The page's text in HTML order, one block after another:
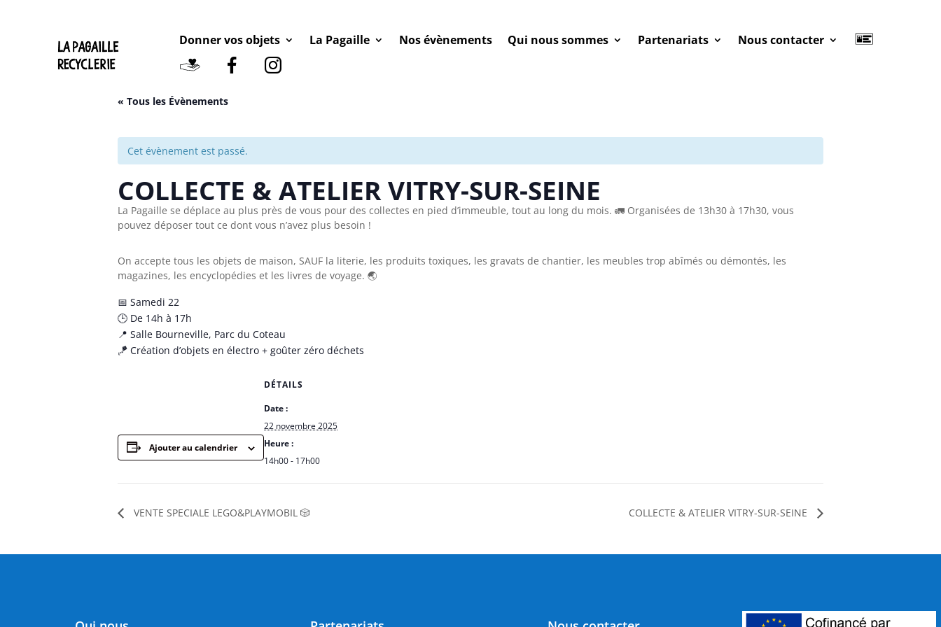
Donner vos objets La Pagaille Nos évènements Qui nous sommes Partenariats Nous contacter
« Tous les Évènements
Cet évènement est passé.
COLLECTE & ATELIER VITRY-SUR-SEINE
La Pagaille se déplace au plus près de vous pour des collectes en pied d’immeuble, tout au long du mois. 🚛 Organisées de 13h30 à 17h30, vous
pouvez déposer tout ce dont vous n’avez plus besoin !
On accepte tous les objets de maison, SAUF la literie, les produits toxiques, les gravats de chantier, les meubles trop abîmés ou démontés, les
magazines, les encyclopédies et les livres de voyage. 🌏
📅 Samedi 22
🕒 De 14h à 17h
📍 Salle Bourneville, Parc du Coteau
🪁 Création d’objets en électro + goûter zéro déchets
Ajouter au calendrier
DÉTAILS
Date :
22 novembre 2025
Heure :
14h00 - 17h00
VENTE SPECIALE LEGO&PLAYMOBIL 🎲 COLLECTE & ATELIER VITRY-SUR-SEINE